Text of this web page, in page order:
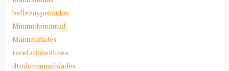
bellezaypeinados
Mimundomanual
Manualidades
recetariosenlinea
dtodomanualidades